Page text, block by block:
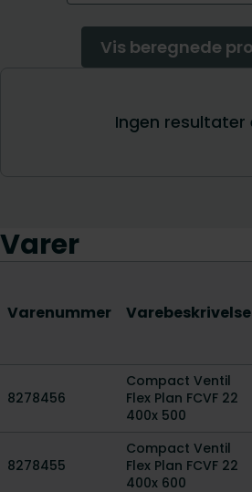
Varer
Varenummer Varebeskrivelse
8278456
Compact Ventil
Flex Plan FCVF 22
400x 500
8278455
Compact Ventil
Flex Plan FCVF 22
400x 600